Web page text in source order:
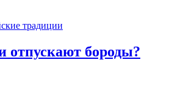
традиции
отпускают бороды?